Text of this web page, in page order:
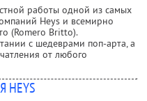
работы одной из самых
Heys и всемирно
(Romero Britto).
с шедеврами поп-арта, а
от любого